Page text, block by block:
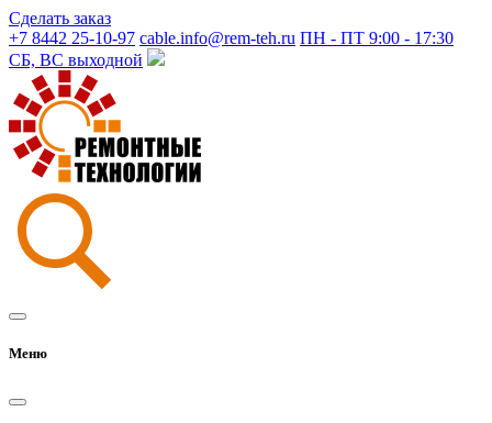
Сделать заказ
+7 8442 25-10-97 cable.info@rem-teh.ru ПН - ПТ 9:00 - 17:30
СБ, ВС выходной
Меню